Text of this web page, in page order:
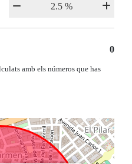
0
amb els números que has